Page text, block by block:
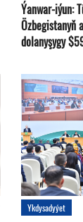
Ýanwar-iýun:
Özbegistanyň
dolanyşygy
Ykdysadyýet